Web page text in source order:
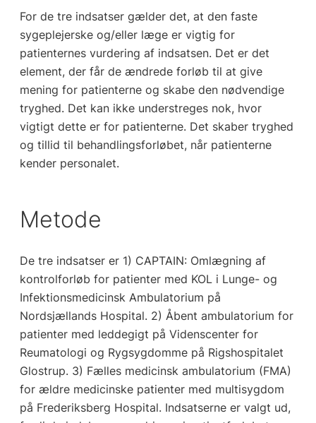
For de tre indsatser gælder det, at den faste
sygeplejerske og/eller læge er vigtig for
patienternes vurdering af indsatsen. Det er det
element, der får de ændrede forløb til at give
mening for patienterne og skabe den nødvendige
tryghed. Det kan ikke understreges nok, hvor
vigtigt dette er for patienterne. Det skaber tryghed
og tillid til behandlingsforløbet, når patienterne
kender personalet.
Metode
De tre indsatser er 1) CAPTAIN: Omlægning af
kontrolforløb for patienter med KOL i Lunge- og
Infektionsmedicinsk Ambulatorium på
Nordsjællands Hospital. 2) Åbent ambulatorium for
patienter med leddegigt på Videnscenter for
Reumatologi og Rygsygdomme på Rigshospitalet
Glostrup. 3) Fælles medicinsk ambulatorium (FMA)
for ældre medicinske patienter med multisygdom
på Frederiksberg Hospital. Indsatserne er valgt ud,